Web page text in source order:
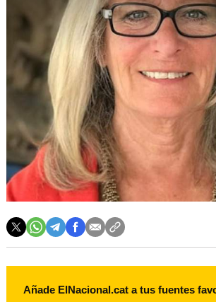
Añade ElNacional.cat a tus fuentes